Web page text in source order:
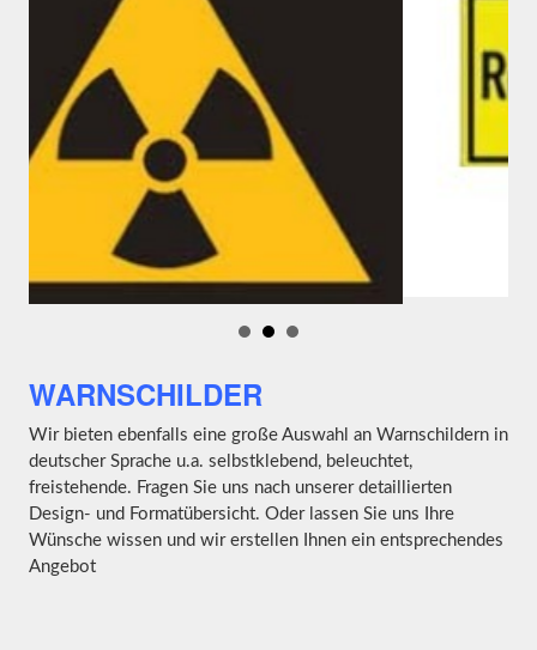
WARNSCHILDER
Wir bieten ebenfalls eine große Auswahl an Warnschildern in
deutscher Sprache u.a. selbstklebend, beleuchtet,
freistehende. Fragen Sie uns nach unserer detaillierten
Design- und Formatübersicht. Oder lassen Sie uns Ihre
Wünsche wissen und wir erstellen Ihnen ein entsprechendes
Angebot